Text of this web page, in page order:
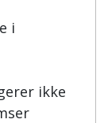
i
ikke